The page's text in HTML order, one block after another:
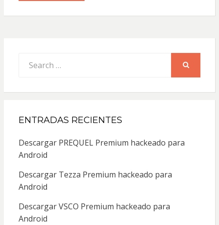
for:
ENTRADAS RECIENTES
Descargar PREQUEL Premium hackeado para
Android
Descargar Tezza Premium hackeado para
Android
Descargar VSCO Premium hackeado para
Android